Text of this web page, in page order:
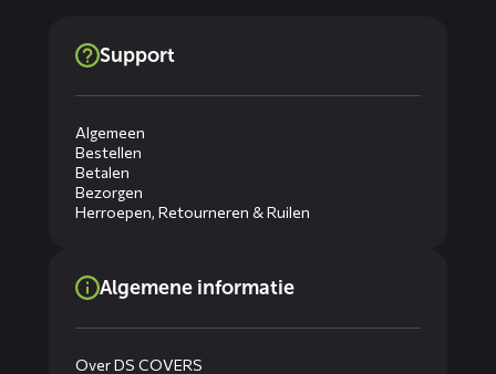
Support
Algemeen
Bestellen
Betalen
Bezorgen
Herroepen, Retourneren & Ruilen
Algemene informatie
Over DS COVERS